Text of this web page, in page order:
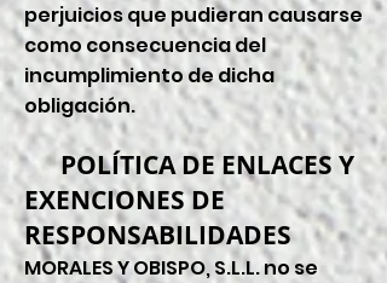
perjuicios que pudieran causarse
como consecuencia del
incumplimiento de dicha
obligación.
POLÍTICA DE ENLACES Y
EXENCIONES DE
RESPONSABILIDADES
MORALES Y OBISPO, S.L.L. no se